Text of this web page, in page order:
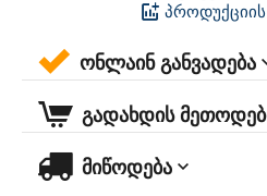
ონლაინ განვადება
გადახდის
მიწოდება